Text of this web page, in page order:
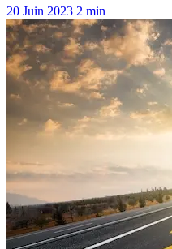
20 Juin 2023 2 min